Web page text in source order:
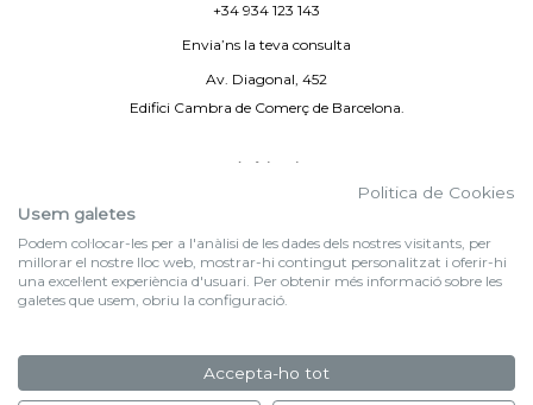
+34 934 123 143
Envia’ns la teva consulta
Av. Diagonal, 452
Edifici Cambra de Comerç de Barcelona.
Avís legal
By 100X100NET
f (NEWSLETTER)
Politica de Cookies
Usem galetes
Podem col·locar-les per a l'anàlisi de les dades dels nostres visitants, per
millorar el nostre lloc web, mostrar-hi contingut personalitzat i oferir-hi
una excel·lent experiència d'usuari. Per obtenir més informació sobre les
galetes que usem, obriu la configuració.
Accepta-ho tot